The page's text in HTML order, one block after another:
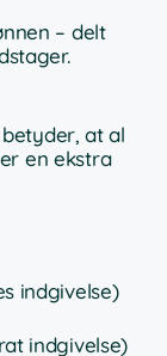
– delt
at al
en ekstra
indgivelse)
indgivelse)